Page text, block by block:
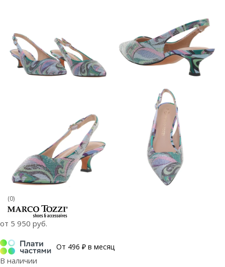
(0)
от 5 950 руб.
От 496 ₽ в месяц
В наличии